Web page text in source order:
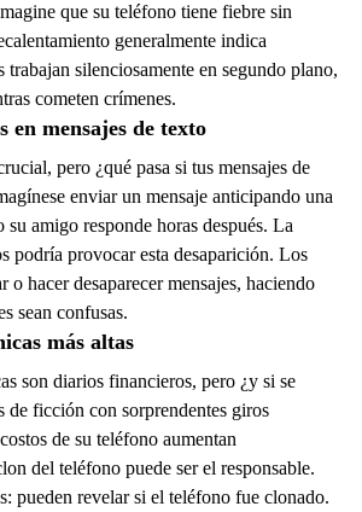
que su teléfono tiene fiebre sin
generalmente indica
silenciosamente en segundo plano,
cometen crímenes.
en mensajes de texto
pero ¿qué pasa si tus mensajes de
enviar un mensaje anticipando una
su amigo responde horas después. La
podría provocar esta desaparición. Los
o hacer desaparecer mensajes, haciendo
sean confusas.
más altas
son diarios financieros, pero ¿y si se
de ficción con sorprendentes giros
de su teléfono aumentan
del teléfono puede ser el responsable.
pueden revelar si el teléfono fue clonado.